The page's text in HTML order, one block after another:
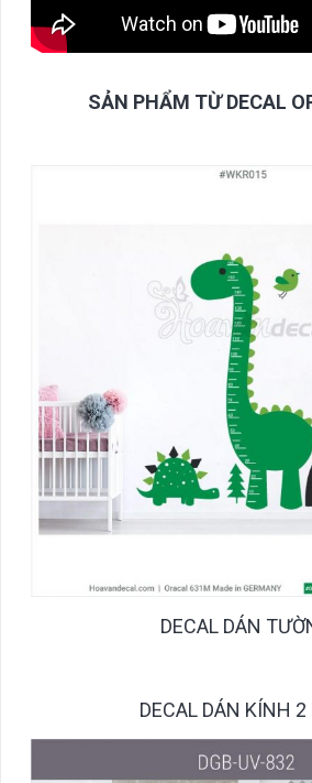
SẢN PHẨM TỪ DECAL
DECAL DÁN
DECAL DÁN KÍNH